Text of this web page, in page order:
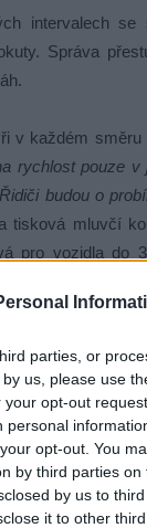
parties, or
us, please use
opt-out
opt-out. You
by third parties on
by us to
it to other third
intervalech se
Správa
v každém směru
rychlost pouze v
budou o
tisková mluvčí
pro vozidla do